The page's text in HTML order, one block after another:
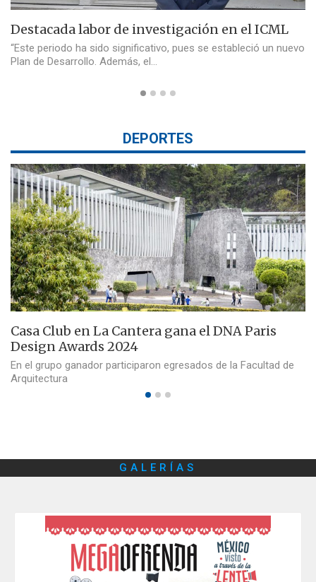
Destacada labor de investigación en el ICML
“Este periodo ha sido significativo, pues se estableció un nuevo
Plan de Desarrollo. Además, el…
DEPORTES
Casa Club en La Cantera gana el DNA Paris
Design Awards 2024
En el grupo ganador participaron egresados de la Facultad de
Arquitectura
GALERÍAS